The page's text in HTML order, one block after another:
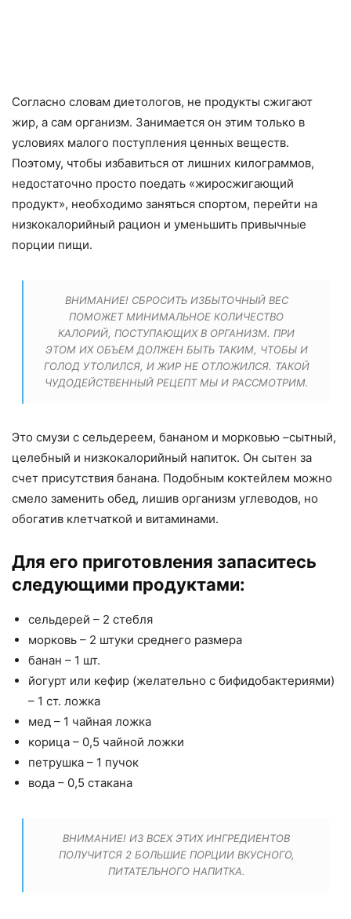
Согласно словам диетологов, не продукты сжигают
жир, а сам организм. Занимается он этим только в
условиях малого поступления ценных веществ.
Поэтому, чтобы избавиться от лишних килограммов,
недостаточно просто поедать «жиросжигающий
продукт», необходимо заняться спортом, перейти на
низкокалорийный рацион и уменьшить привычные
порции пищи.
ВНИМАНИЕ! СБРОСИТЬ ИЗБЫТОЧНЫЙ ВЕС
ПОМОЖЕТ МИНИМАЛЬНОЕ КОЛИЧЕСТВО
КАЛОРИЙ, ПОСТУПАЮЩИХ В ОРГАНИЗМ. ПРИ
ЭТОМ ИХ ОБЪЕМ ДОЛЖЕН БЫТЬ ТАКИМ, ЧТОБЫ И
ГОЛОД УТОЛИЛСЯ, И ЖИР НЕ ОТЛОЖИЛСЯ. ТАКОЙ
ЧУДОДЕЙСТВЕННЫЙ РЕЦЕПТ МЫ И РАССМОТРИМ.
Это смузи с сельдереем, бананом и морковью –сытный,
целебный и низкокалорийный напиток. Он сытен за
счет присутствия банана. Подобным коктейлем можно
смело заменить обед, лишив организм углеводов, но
обогатив клетчаткой и витаминами.
Для его приготовления запаситесь
следующими продуктами:
сельдерей – 2 стебля
морковь – 2 штуки среднего размера
банан – 1 шт.
йогурт или кефир (желательно с бифидобактериями)
– 1 ст. ложка
мед – 1 чайная ложка
корица – 0,5 чайной ложки
петрушка – 1 пучок
вода – 0,5 стакана
ВНИМАНИЕ! ИЗ ВСЕХ ЭТИХ ИНГРЕДИЕНТОВ
ПОЛУЧИТСЯ 2 БОЛЬШИЕ ПОРЦИИ ВКУСНОГО,
ПИТАТЕЛЬНОГО НАПИТКА.